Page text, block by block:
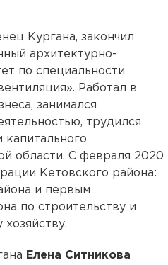
Кургана, закончил
архитектурно-
по специальности
Работал в
занимался
трудился
области. С февраля 2020
Кетовского района:
и первым
по строительству и
Елена Ситникова